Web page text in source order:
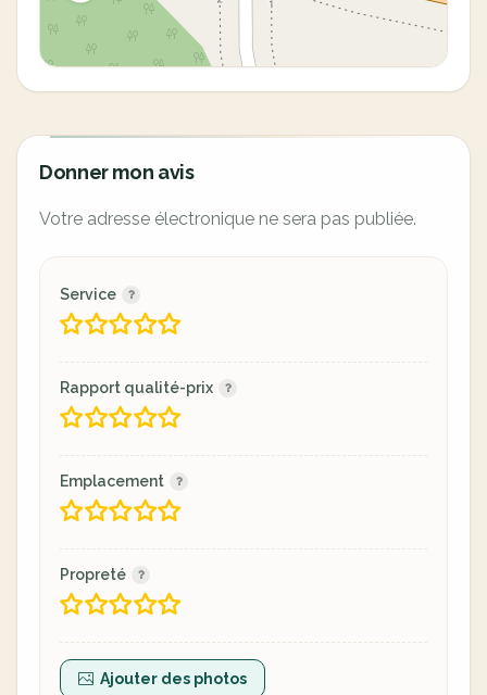
Donner mon avis
Votre adresse électronique ne sera pas publiée.
Service
Rapport qualité-prix
Emplacement
Propreté
Ajouter des photos